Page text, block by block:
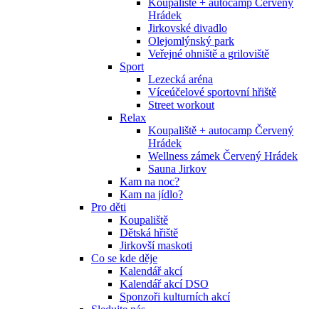
Koupaliště + autocamp Červený
Hrádek
Jirkovské divadlo
Olejomlýnský park
Veřejné ohniště a griloviště
Sport
Lezecká aréna
Víceúčelové sportovní hřiště
Street workout
Relax
Koupaliště + autocamp Červený
Hrádek
Wellness zámek Červený Hrádek
Sauna Jirkov
Kam na noc?
Kam na jídlo?
Pro děti
Koupaliště
Dětská hřiště
Jirkovší maskoti
Co se kde děje
Kalendář akcí
Kalendář akcí DSO
Sponzoři kulturních akcí